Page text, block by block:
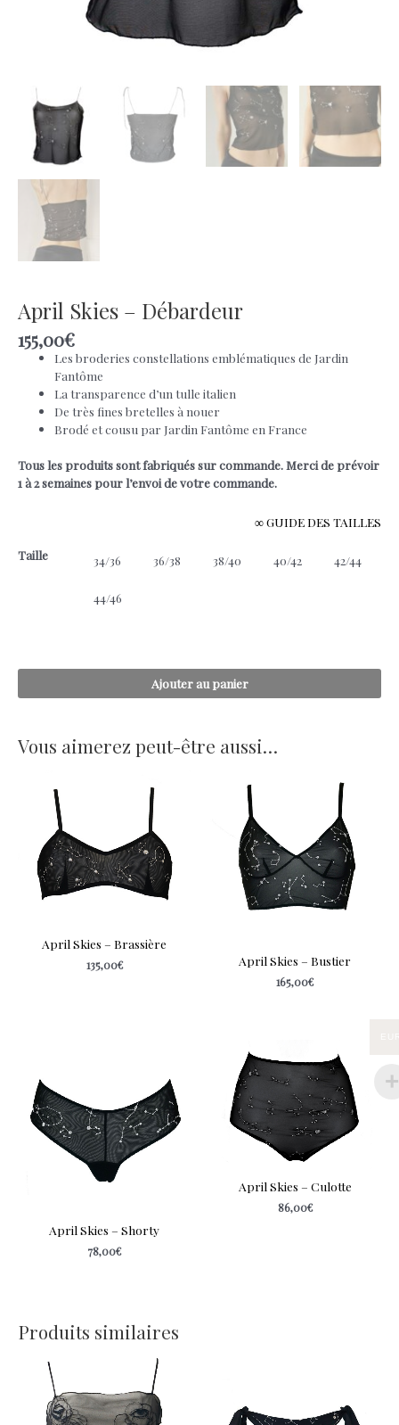
April Skies – Débardeur
155,00€
Les broderies constellations emblématiques de Jardin
Fantôme
La transparence d’un tulle italien
De très fines bretelles à nouer
Brodé et cousu par Jardin Fantôme en France
Tous les produits sont fabriqués sur commande. Merci de prévoir
1 à 2 semaines pour l’envoi de votre commande.
∞ GUIDE DES TAILLES
Taille 34/36 36/38 38/40 40/42 42/44
44/46
quantité
April
Ajouter au panier
Vous aimerez peut-être aussi…
April Skies – Brassière
135,00€ April Skies – Bustier
165,00€
April Skies – Shorty
78,00€
April Skies – Culotte
86,00€
Produits similaires